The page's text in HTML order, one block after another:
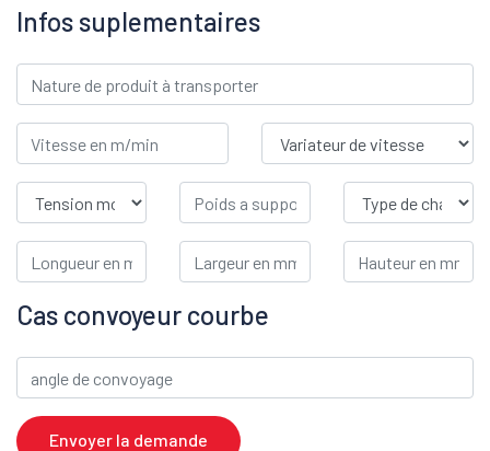
Infos suplementaires
Cas convoyeur courbe
Envoyer la demande